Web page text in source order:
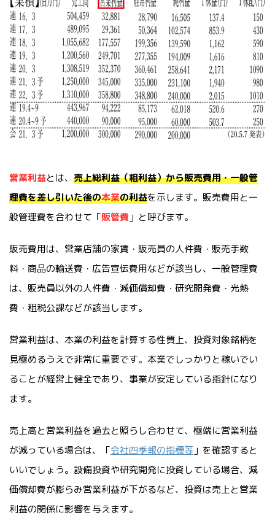
営業利益とは、 売上総利益（粗利益）から販売費用・一般管
理費を差し引いた後の本業の利益を示します。販売費用と一
般管理費を合わせて「販管費 」と呼びます。
販売費用は、営業店舗の家賃・販売員の人件費・販売手数
料・商品の輸送費・広告宣伝費用などが該当し、一般管理費
は、販売員以外の人件費・減価償却費・研究開発費・光熱
費・租税公課などが該当します。
営業利益は、本業の利益を計算する性質上、投資対象銘柄を
見極めるうえで非常に重要です。本業でしっかりと稼いでい
ることが経営上健全であり、事業が安定している指針になり
ます。
売上高と営業利益を過去と照らし合わせて、極端に営業利益
が減っている場合は、「会社四季報の指標等 」を確認すると
いいでしょう。設備投資や研究開発に投資している場合、減
価償却費が膨らみ営業利益が下がるなど、投資は売上と営業
利益の関係に影響を与えます。